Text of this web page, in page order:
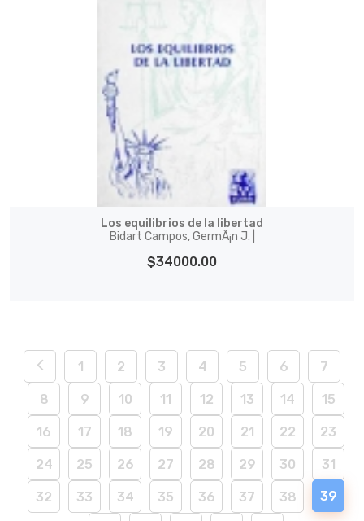
Los equilibrios de la libertad
Bidart Campos, GermÃ¡n J. |
$34000.00
1 2 3 4 5 6 7
8 9 10 11 12 13 14 15
16 17 18 19 20 21 22 23
24 25 26 27 28 29 30 31
32 33 34 35 36 37 38 39